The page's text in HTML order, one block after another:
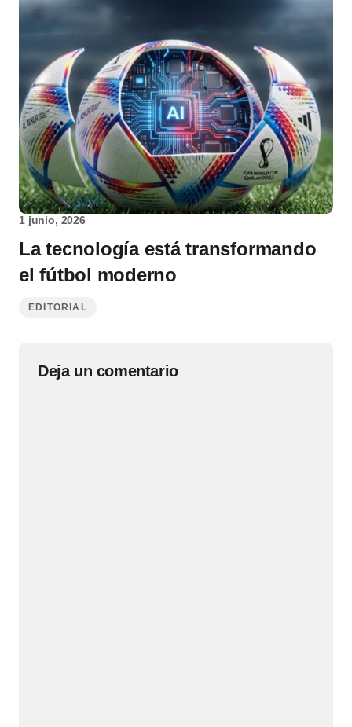
1 junio, 2026
La tecnología está transformando
el fútbol moderno
EDITORIAL
Deja un comentario